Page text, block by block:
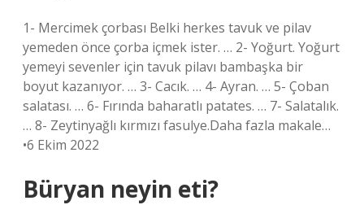
1- Mercimek çorbası Belki herkes tavuk ve pilav
yemeden önce çorba içmek ister. … 2- Yoğurt. Yoğurt
yemeyi sevenler için tavuk pilavı bambaşka bir
boyut kazanıyor. … 3- Cacık. … 4- Ayran. … 5- Çoban
salatası. … 6- Fırında baharatlı patates. … 7- Salatalık.
… 8- Zeytinyağlı kırmızı fasulye.Daha fazla makale…
•6 Ekim 2022
Büryan neyin eti?